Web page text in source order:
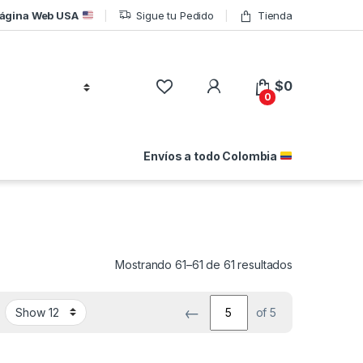
Web USA Sigue tu Pedido Tienda
0
$0
Envíos a todo Colombia
Mostrando 61–61 de 61 resultados
← of 5